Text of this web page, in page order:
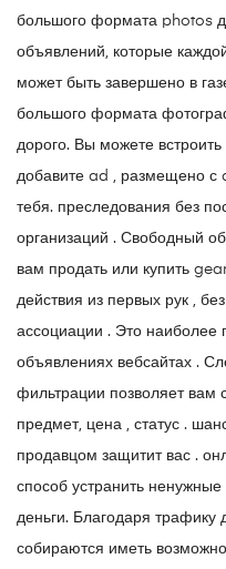
большого формата photos
объявлений, которые
может быть завершено в
большого формата
дорого. Вы можете
добавите ad , размещено с
тебя. преследования без
организаций . Свободный
вам продать или купить
действия из первых рук ,
ассоциации . Это наиболее
объявлениях вебсайтах .
фильтрации позволяет вам
предмет, цена , статус .
продавцом защитит вас .
способ устранить
деньги. Благодаря трафику
собираются иметь